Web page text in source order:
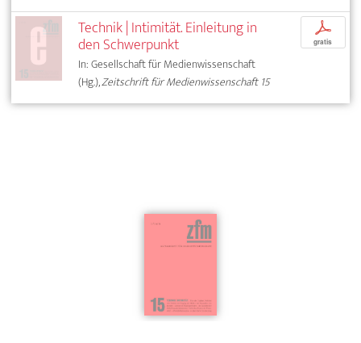
Technik | Intimität. Einleitung in
den Schwerpunkt
In: Gesellschaft für Medienwissenschaft
(Hg.),Zeitschrift für Medienwissenschaft 15
p
gratis